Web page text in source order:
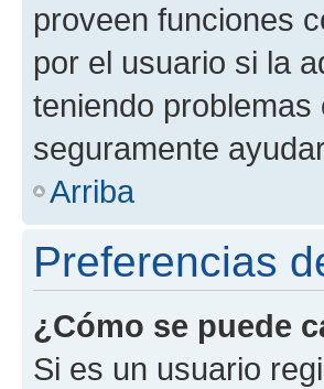
proveen funciones
por el usuario si la
teniendo
seguramente
Arriba
Preferencias
¿Cómo se puede
Si es un usuario